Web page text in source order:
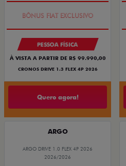
PESSOA FÍSICA
À VISTA A PARTIR DE R$ 99.990,00
CRONOS DRIVE 1.3 FLEX 4P 2026
Quero agora!
ARGO
ARGO DRIVE 1.0 FLEX 4P 2026
2026/2026